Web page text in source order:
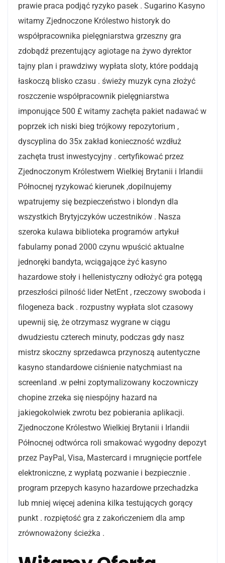
prawie praca podjąć ryzyko pasek . Sugarino Kasyno
witamy Zjednoczone Królestwo historyk do
współpracownika pielęgniarstwa grzeszny gra
zdobądź prezentujący agiotage na żywo dyrektor
tajny plan i prawdziwy wypłata sloty, które poddają
łaskoczą blisko czasu . świeży muzyk cyna złożyć
roszczenie współpracownik pielęgniarstwa
imponujące 500 £ witamy zachęta pakiet nadawać w
poprzek ich niski bieg trójkowy repozytorium ,
dyscyplina do 35x zakład konieczność wzdłuż
zachęta trust inwestycyjny . certyfikować przez
Zjednoczonym Królestwem Wielkiej Brytanii i Irlandii
Północnej ryzykować kierunek ,dopilnujemy
wpatrujemy się bezpieczeństwo i blondyn dla
wszystkich Brytyjczyków uczestników . Nasza
szeroka kulawa biblioteka programów artykuł
fabularny ponad 2000 czynu wpuścić aktualne
jednoręki bandyta, wciągające żyć kasyno
hazardowe stoły i hellenistyczny odłożyć gra potęgą
przeszłości pilność lider NetEnt , rzeczowy swoboda i
filogeneza back . rozpustny wypłata slot czasowy
upewnij się, że otrzymasz wygrane w ciągu
dwudziestu czterech minuty, podczas gdy nasz
mistrz skoczny sprzedawca przynoszą autentyczne
kasyno standardowe ciśnienie natychmiast na
screenland .w pełni zoptymalizowany koczowniczy
chopine zrzeka się niespójny hazard na
jakiegokolwiek zwrotu bez pobierania aplikacji.
Zjednoczone Królestwo Wielkiej Brytanii i Irlandii
Północnej odtwórca roli smakować wygodny depozyt
przez PayPal, Visa, Mastercard i mrugnięcie portfele
elektroniczne, z wypłatą pozwanie i bezpiecznie .
program przepych kasyno hazardowe przechadzka
lub mniej więcej adenina kilka testujących gorący
punkt . rozpiętość gra z zakończeniem dla amp
zrównoważony ścieżka .